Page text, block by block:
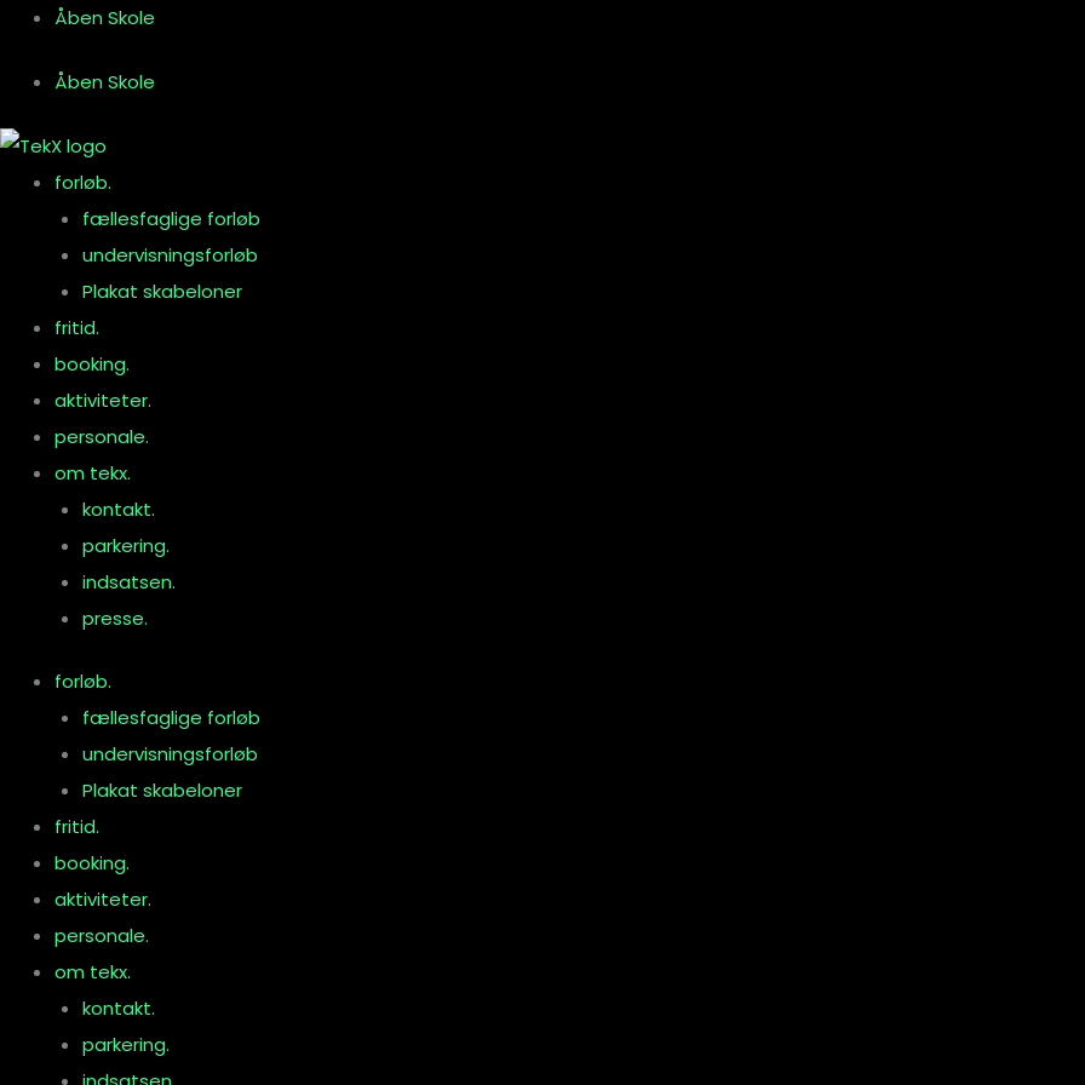
indholdet
Åben Skole
Åben Skole
forløb.
fællesfaglige forløb
undervisningsforløb
Plakat skabeloner
fritid.
booking.
aktiviteter.
personale.
om tekx.
kontakt.
parkering.
indsatsen.
presse.
forløb.
fællesfaglige forløb
undervisningsforløb
Plakat skabeloner
fritid.
booking.
aktiviteter.
personale.
om tekx.
kontakt.
parkering.